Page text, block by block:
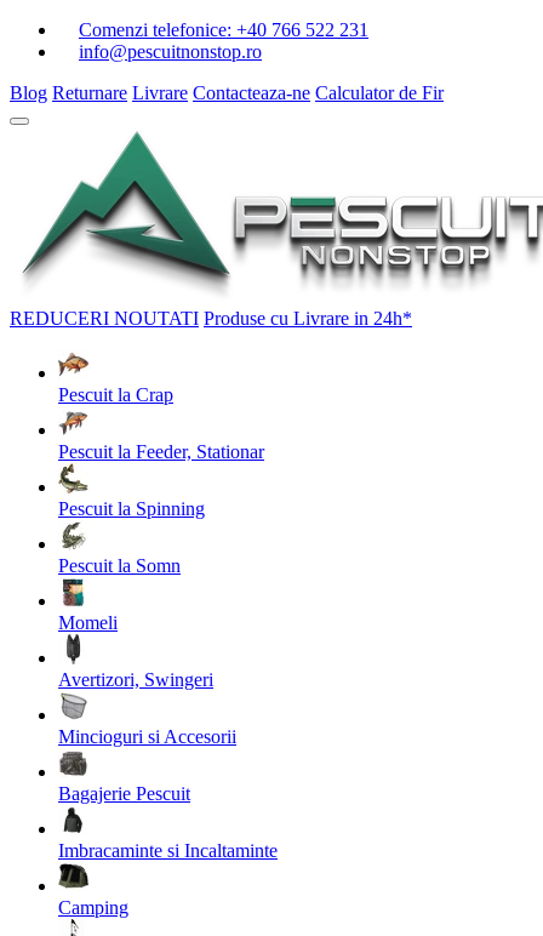
Comenzi telefonice: +40 766 522 231
info@pescuitnonstop.ro
Blog Returnare Livrare Contacteaza-ne Calculator de Fir
REDUCERI NOUTATI Produse cu Livrare in 24h*
Pescuit la Crap
Pescuit la Feeder, Stationar
Pescuit la Spinning
Pescuit la Somn
Momeli
Avertizori, Swingeri
Mincioguri si Accesorii
Bagajerie Pescuit
Imbracaminte si Incaltaminte
Camping